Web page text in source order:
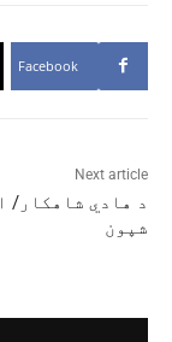
Facebook
Next article
د هادي شاهکار/
شپون